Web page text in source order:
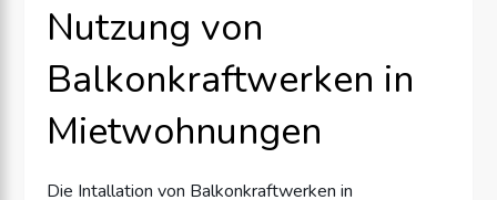
Nutzung von
Balkonkraftwerken in
Mietwohnungen
Die Intallation von Balkonkraftwerken in